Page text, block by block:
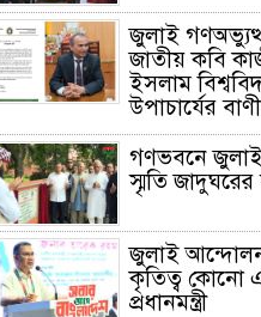
জুলাই
জাতীয় কবি
ইসলাম
উপাচার্যের বাণী
গণভবনে
স্মৃতি জাদুঘরের
জুলাই
কৃতিত্ব কোনো
প্রধানমন্ত্রী